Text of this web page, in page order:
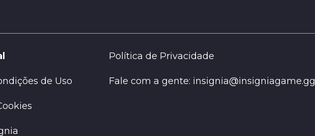
de Uso
Política de Privacidade
Fale com a gente: insignia@insigniagame.gg